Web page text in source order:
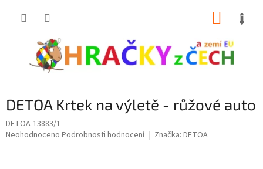
DETOA Krtek na výletě - růžové auto
DETOA-13883/1
Průměrné
Neohodnoceno Podrobnosti hodnocení Značka: DETOA